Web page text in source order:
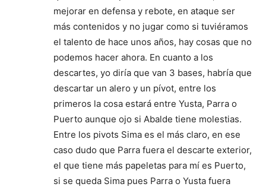
mejorar en defensa y rebote, en ataque ser
más contenidos y no jugar como si tuviéramos
el talento de hace unos años, hay cosas que no
podemos hacer ahora. En cuanto a los
descartes, yo diría que van 3 bases, habría que
descartar un alero y un pívot, entre los
primeros la cosa estará entre Yusta, Parra o
Puerto aunque ojo si Abalde tiene molestias.
Entre los pivots Sima es el más claro, en ese
caso dudo que Parra fuera el descarte exterior,
el que tiene más papeletas para mí es Puerto,
si se queda Sima pues Parra o Yusta fuera